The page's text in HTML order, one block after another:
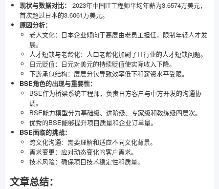
现状与数据对比：
2023年中国IT工程师平均年薪为3.6574万美元，
首次超过日本的3.6061万美元。
原因分析：
老人文化：日本企业倾向于高层由老员工担任，限制年轻人才发
展。
人才短缺与老龄化：人口老龄化加剧了IT行业的人才短缺问题。
日元贬值：日元对美元的持续贬值使实际收入下降。
下游承包结构：层层分包导致效率低下和薪资水平受限。
BSE角色的出现与重要性：
BSE作为桥梁系统工程师，负责日方客户与中方开发的沟通协
调。
BSE能力模型分为基础级、进阶级、专家级和教练级四层次。
优秀的BSE能够提升项目质量和企业订单量。
BSE面临的挑战：
跨文化沟通：需要理解和适应不同文化背景。
需求变更：应对动态变化的客户需求。
技术风险：确保项目技术稳定性和质量。
文章总结：